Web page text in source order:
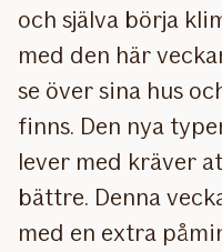
och själva börja
med den här
se över sina hus
finns. Den nya
lever med kräver
bättre. Denna
med en extra